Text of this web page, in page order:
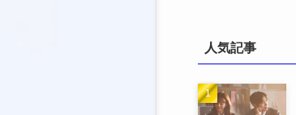
人気記事